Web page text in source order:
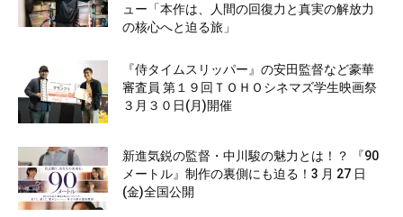
ュー「本作は、人間の回復力と真実の解放力
の核心へと迫る旅」
『侍タイムスリッパー』の安田監督など豪華
審査員 第１９回ＴＯＨＯシネマズ学生映画祭
３月３０日(月)開催
新進気鋭の監督・中川駿の魅力とは！？ 『90
メートル』制作の裏側にも迫る！3 月 27 日
(金)全国公開